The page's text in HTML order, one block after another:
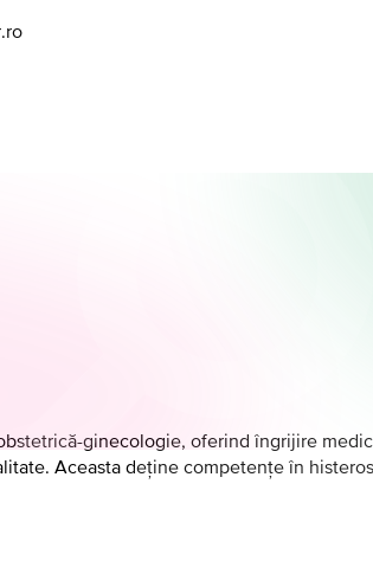
ginecologie, oferind îngrijire
Aceasta deține competențe în